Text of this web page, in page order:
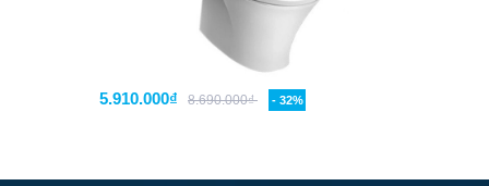
5.910.000₫ 8.690.000₫ - 32%